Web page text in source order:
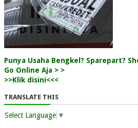
Punya Usaha Bengkel? Sparepart?
Go Online Aja > >
>>Klik disini<<<
TRANSLATE THIS
Select Language ▼